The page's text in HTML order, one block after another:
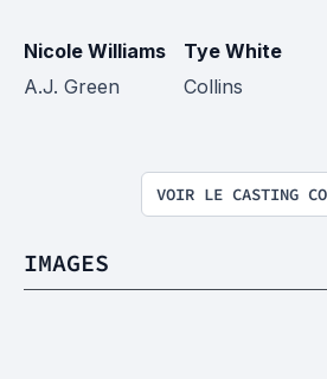
Nicole Williams
A.J. Green
Tye White
Collins
VOIR LE CASTING
IMAGES